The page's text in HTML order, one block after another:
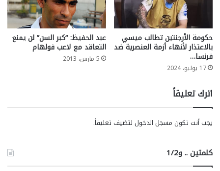
حكومة الأرجنتين تطالب ميسي
بالاعتذار لأنهاء أزمة العنصرية ضد
فرنسا…
17 يوليو، 2024
عبد الحفيظ: “كبر السن” لن يمنع
التعاقد مع لاعب فولهام
5 مارس، 2013
اترك تعليقاً
يجب أنت تكون مسجل الدخول لتضيف تعليقاً.
كلمتين .. و1/2